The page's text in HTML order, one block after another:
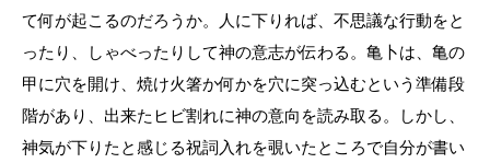
て何が起こるのだろうか。人に下りれば、不思議な行動をと
ったり、しゃべったりして神の意志が伝わる。亀卜は、亀の
甲に穴を開け、焼け火箸か何かを穴に突っ込むという準備段
階があり、出来たヒビ割れに神の意向を読み取る。しかし、
神気が下りたと感じる祝詞入れを覗いたところで自分が書い